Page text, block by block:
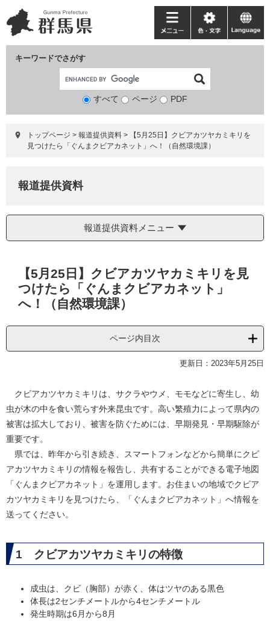
ー
ジ
ニ
ュ
て
キーワードでさがす
検
象
すべて ページ PDF
メ
ニ
ー
色・
文
language
トップページ > 報道提供資料 >
【5月25日】クビアカツヤカミキリを
見つけたら「ぐんまクビアカネット」へ！（自然環境課）
報道提供資料
報道提供資料メニュー
【5月25日】クビアカツヤカミキリを見
つけたら「ぐんまクビアカネット」
へ！（自然環境課）
ページ内目次
更新日：2023年5月25日
クビアカツヤカミキリは、サクラやウメ、モモなどに寄生し、幼
虫が木の中を食い荒らす外来昆虫です。高い繁殖力によって県内の
被害は拡大しており、被害を防ぐためには、早期発見・早期駆除が
重要です。
県では、昨年から引き続き、スマートフォンなどから簡単にクビ
アカツヤカミキリの情報を報告し、共有することができる電子地図
「ぐんまクビアカネット」を運用します。お住まいの地域でクビア
カツヤカミキリを見つけたら、「ぐんまクビアカネット」へ情報を
送ってください。
1 クビアカツヤカミキリの特徴
成虫は、クビ（胸部）が赤く、体はツヤのある黒色
体長は2センチメートルから4センチメートル
発生時期は6月から8月